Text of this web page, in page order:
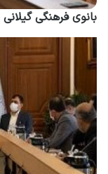
بانوی فرهنگی